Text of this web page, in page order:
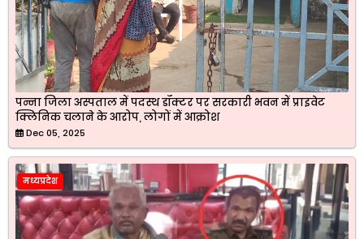
पन्ना जिला अस्पताल में पदस्थ डॉक्टर पर सरकारी भवन में प्राइवेट
क्लिनिक चलाने के आरोप, लोगों में आक्रोश
Dec 05, 2025
मध्यप्रदेश